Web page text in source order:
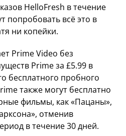
HelloFresh в течение
попробовать всё это в
ни копейки.
Prime Video без
Prime за £5.99 в
бесплатного пробного
также могут бесплатно
фильмы, как «Пацаны»,
отменив
в течение 30 дней.